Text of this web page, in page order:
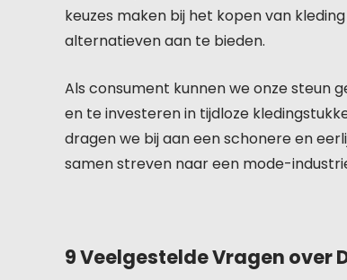
keuzes maken bij het kopen van
alternatieven aan te bieden.
Als consument kunnen we onze steun
en te investeren in tijdloze
dragen we bij aan een schonere en
samen streven naar een mode-
9 Veelgestelde Vragen over